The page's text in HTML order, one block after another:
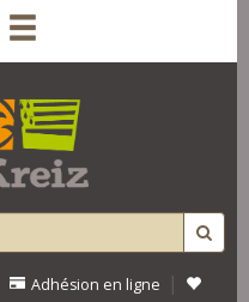
Adhésion en ligne |